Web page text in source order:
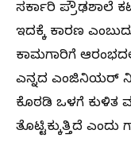
ಸರ್ಕಾರಿ ಪ್ರೌಢಶಾಲೆ
ಇದಕ್ಕೆ ಕಾರಣ
ಕಾಮಗಾರಿಗೆ
ಎನ್ನದ ಎಂಜಿನಿಯರ್‌
ಕೊಠಡಿ ಒಳಗೆ ಕುಳಿತ
ತೊಟ್ಟಿಕ್ಕುತ್ತಿದೆ ಎಂದು